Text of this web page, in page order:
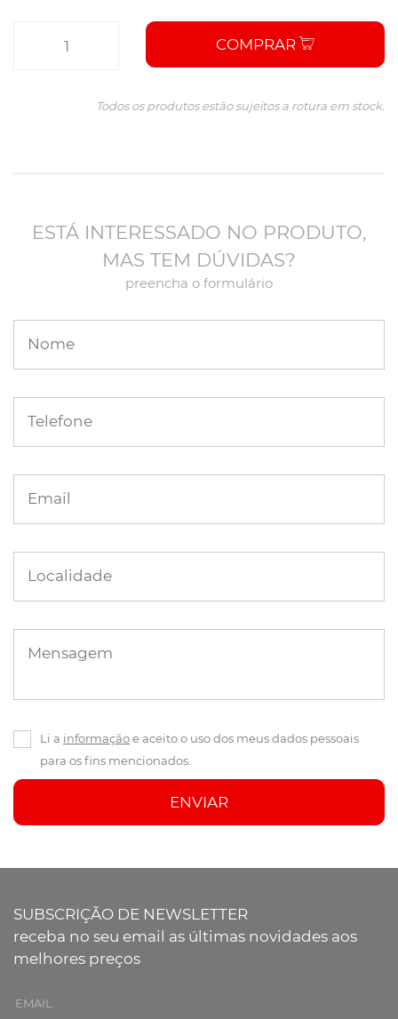
COMPRAR
Todos os produtos estão sujeitos a rotura em stock.
ESTÁ INTERESSADO NO PRODUTO,
MAS TEM DÚVIDAS?
preencha o formulário
Nome
Telefone
Email
Localidade
Mensagem
Li a informaçãoe aceito o uso dos meus dados pessoais
para os fins mencionados.
ENVIAR
SUBSCRIÇÃO DE NEWSLETTER
receba no seu email as últimas novidades aos
melhores preços